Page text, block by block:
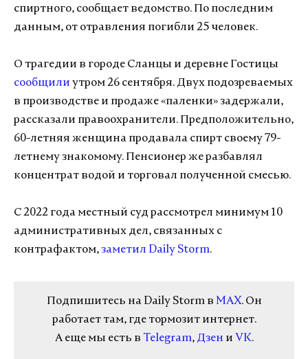
спиртного, сообщает ведомство. По последним
данным, от отравления погибли 25 человек.
О трагедии в городе Сланцы и деревне Гостицы
сообщили утром 26 сентября. Двух подозреваемых
в производстве и продаже «паленки» задержали,
рассказали правоохранители. Предположительно,
60-летняя женщина продавала спирт своему 79-
летнему знакомому. Пенсионер же разбавлял
концентрат водой и торговал полученной смесью.
С 2022 года местный суд рассмотрел минимум 10
административных дел, связанных с
контрафактом,заметил Daily Storm.
Подпишитесь на Daily Storm в MAX. Он
работает там, где тормозит интернет.
А еще мы есть в Telegram, Дзен и VK.